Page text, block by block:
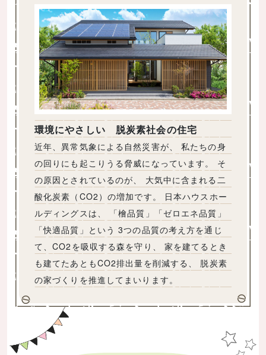
環境にやさしい 脱炭素社会の住宅
近年、異常気象による自然災害が、 私たちの身
の回りにも起こりうる脅威になっています。 そ
の原因とされているのが、 大気中に含まれる二
酸化炭素（CO2）の増加です。 日本ハウスホー
ルディングスは、 「檜品質」「ゼロエネ品質」
「快適品質」という 3つの品質の考え方を通じ
て、CO2を吸収する森を守り、 家を建てるとき
も建てたあともCO2排出量を削減する、 脱炭素
の家づくりを推進してまいります。